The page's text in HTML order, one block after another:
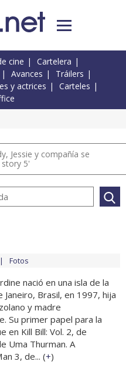
cine
Cartelera
Avances
Tráilers
y actrices
Carteles
Jessie y compañía se
5'
Fotos
nació en una isla de la
Janeiro, Brasil, en 1997, hija
y madre
Su primer papel para la
en Kill Bill: Vol. 2, de
Uma Thurman. A
3, de... (+)